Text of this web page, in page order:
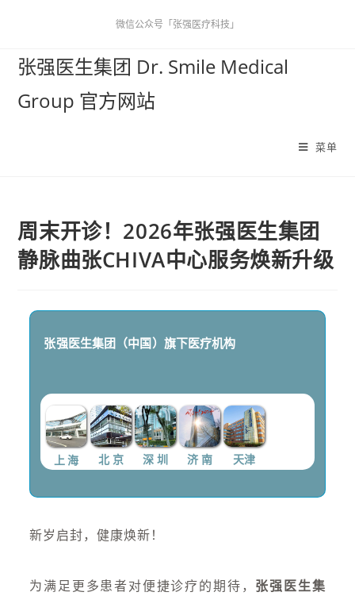
微信公众号「张强医疗科技」
张强医生集团 Dr. Smile Medical
Group 官方网站
菜单
周末开诊！2026年张强医生集团
静脉曲张CHIVA中心服务焕新升级
张强医生集团（中国） 旗下医疗机构
上 海 北 京 深 圳 济 南 天津
新岁启封，健康焕新！
为满足更多患者对便捷诊疗的期待， 张强医生集